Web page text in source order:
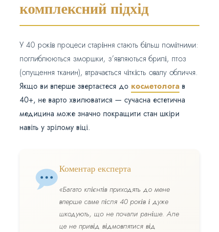
комплексний підхід
У 40 років процеси старіння стають більш помітними:
поглиблюються зморшки, з’являються брилі, птоз
(опущення тканин), втрачається чіткість овалу обличчя.
Якщо ви вперше звертаєтеся до косметолога в
40+, не варто хвилюватися — сучасна естетична
медицина може значно покращити стан шкіри
навіть у зрілому віці.
Коментар експерта
«Багато клієнтів приходять до мене
вперше саме після 40 років і дуже
шкодують, що не почали раніше. Але
це не привід відмовлятися від